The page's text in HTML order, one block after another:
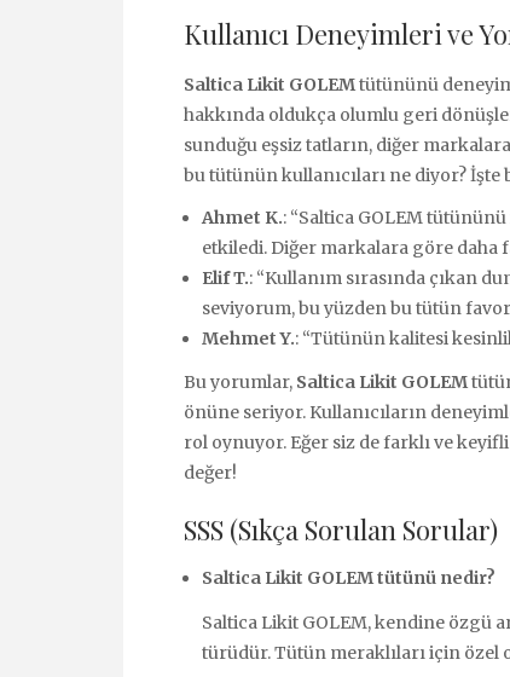
Kullanıcı Deneyimleri ve
Saltica Likit GOLEMtütününü
hakkında oldukça olumlu geri
sunduğu eşsiz tatların, diğer
bu tütünün kullanıcıları ne diyor?
Ahmet K.: “Saltica GOLEM
etkiledi. Diğer markalara göre daha
Elif T.: “Kullanım sırasında çıkan
seviyorum, bu yüzden bu tütün
Mehmet Y.: “Tütünün kalitesi
Bu yorumlar, Saltica Likit GOLEM
önüne seriyor. Kullanıcıların
rol oynuyor. Eğer siz de farklı ve
değer!
SSS (Sıkça Sorulan Sorular)
Saltica Likit GOLEM tütünü nedir?
Saltica Likit GOLEM, kendine özgü
türüdür. Tütün meraklıları için